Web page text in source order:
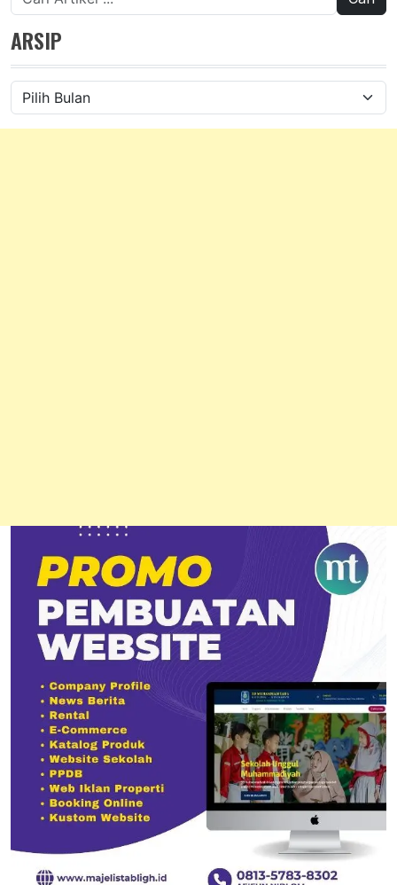
untuk:
ARSIP
Arsip